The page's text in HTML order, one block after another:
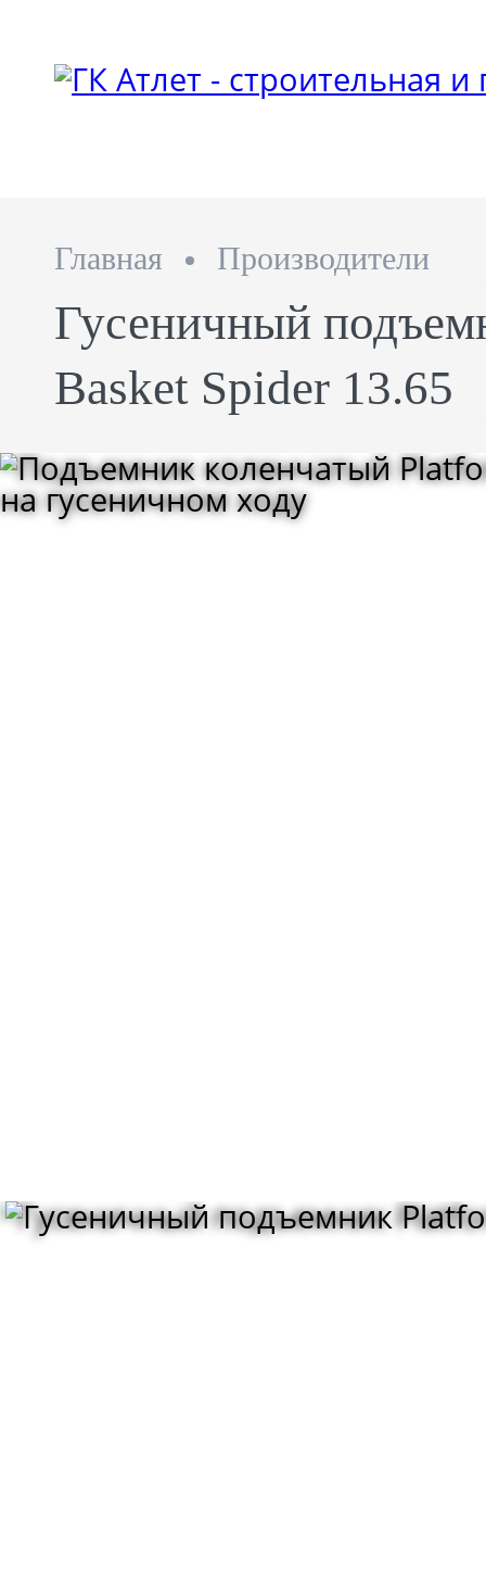
Главная Производители
Гусеничный
Basket Spider 13.65